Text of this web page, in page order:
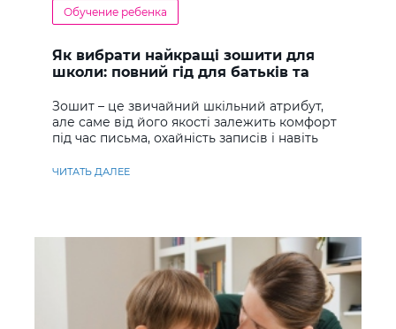
Обучение ребенка
Як вибрати найкращі зошити для
школи: повний гід для батьків та
Зошит – це звичайний шкільний атрибут,
але саме від його якості залежить комфорт
під час письма, охайність записів і навіть
ЧИТАТЬ ДАЛЕЕ